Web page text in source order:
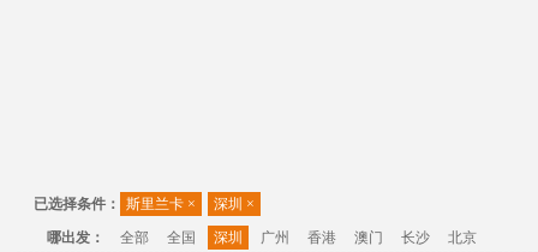
已选择条件： 斯里兰卡 × 深圳 ×
哪出发：
全部 全国 深圳 广州 香港 澳门 长沙 北京